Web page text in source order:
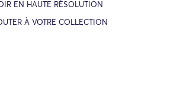
EN HAUTE RÉSOLUTION
À VOTRE COLLECTION